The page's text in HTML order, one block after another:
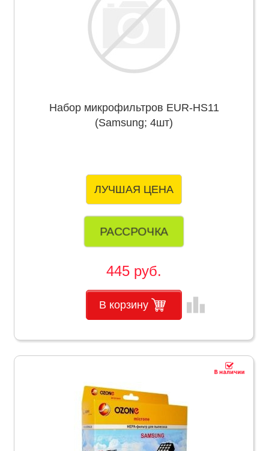
Набор микрофильтров EUR-HS11
(Samsung; 4шт)
ЛУЧШАЯ ЦЕНА
РАССРОЧКА
445 руб.
В корзину leaderboard